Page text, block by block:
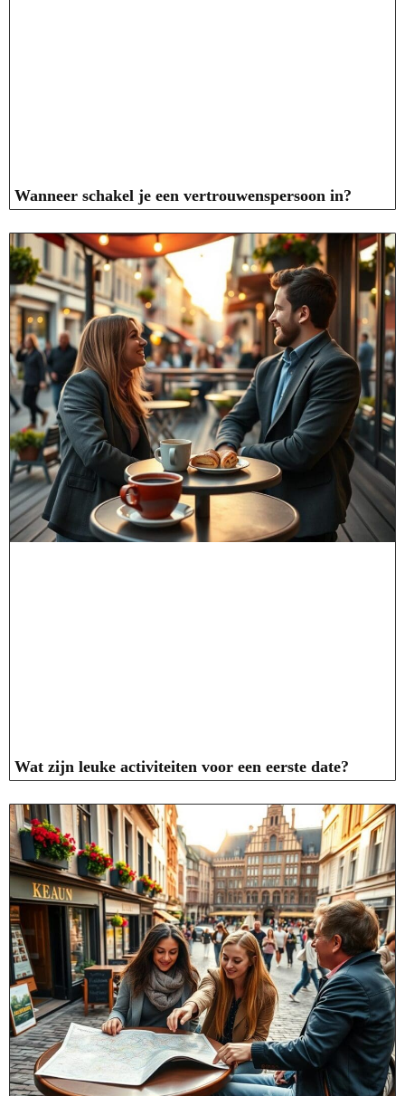
Wanneer schakel je een vertrouwenspersoon in?
Wat zijn leuke activiteiten voor een eerste date?